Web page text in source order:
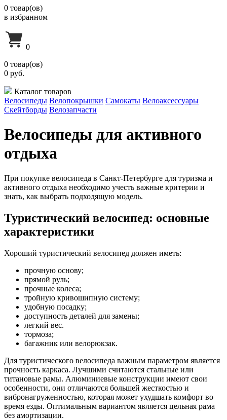
0 товар(ов)
в избранном
0
0 товар(ов)
0 руб.
Каталог товаров
Велосипеды Велопокрышки Самокаты Велоаксессуары
Скейтборды Велозапчасти
Велосипеды для активного
отдыха
При покупке велосипеда в Санкт-Петербурге для туризма и
активного отдыха необходимо учесть важные критерии и
знать, как выбрать подходящую модель.
Туристический велосипед: основные
характеристики
Хороший туристический велосипед должен иметь:
прочную основу;
прямой руль;
прочные колеса;
тройную кривошипную систему;
удобную посадку;
доступность деталей для замены;
легкий вес.
тормоза;
багажник или велорюкзак.
Для туристического велосипеда важным параметром является
прочность каркаса. Лучшими считаются стальные или
титановые рамы. Алюминиевые конструкции имеют свои
особенности, они отличаются большей жесткостью и
вибронагруженностью, которая может ухудшать комфорт во
время езды. Оптимальным вариантом является цельная рама
без амортизации.